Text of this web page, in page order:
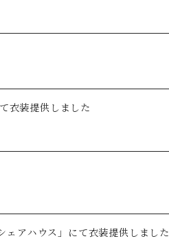
衣装提供しました
ェアハウス」にて衣装提供しました